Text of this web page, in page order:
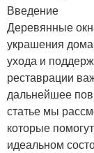
Введение
Деревянные
украшения
ухода и
реставрации
дальнейшее
статье мы
которые
идеальном